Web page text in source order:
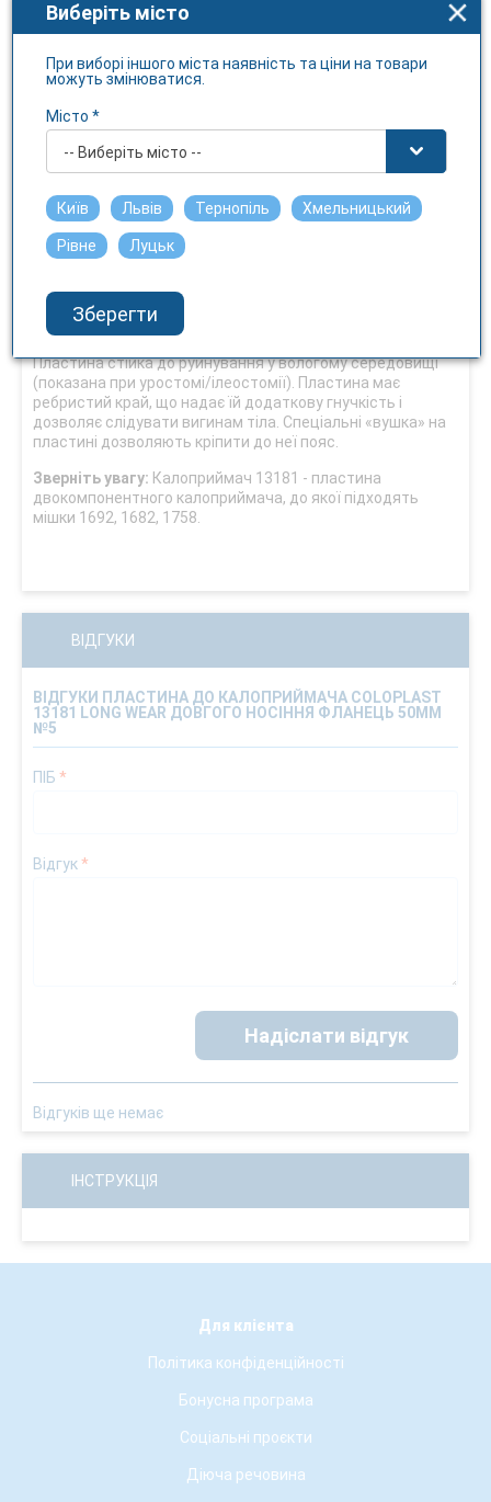
Умови відпуску
Температура зберігання
не вище 25 С
Чутливість до світла
Пластина 13181 Колопласт (Coloplast)
мм, розмір для вирізання від 10 до 45 мм. Забезпечує
тривалу і надійну фіксацію калоприймача на тілі.
Пластина стійка до руйнування у вологому середовищі
(показана при уростомі/ілеостомії). Пластина має
ребристий край, що надає їй додаткову гнучкість і
дозволяє слідувати вигинам тіла. Спеціальні «вушка» на
пластині дозволяють кріпити до неї пояс.
Зверніть увагу: Калоприймач 13181 - пластина
двокомпонентного калоприймача, до якої підходять
мішки 1692, 1682, 1758.
ВІДГУКИ
ВІДГУКИ ПЛАСТИНА ДО КАЛОПРИЙМАЧА COLOPLAST
13181 LONG WEAR ДОВГОГО НОСІННЯ ФЛАНЕЦЬ 50ММ
№5
ПІБ *
Відгук*
Надіслати відгук
Відгуків ще немає
ІНСТРУКЦІЯ
Для клієнта
Політика конфіденційності
Бонусна програма
Соціальні проєкти
Діюча речовина
Виберіть місто
При виборі іншого міста наявність та ціни на товари
можуть змінюватися.
Місто *
-- Виберіть місто --
Київ Львів Тернопіль Хмельницький
Рівне Луцьк
Зберегти